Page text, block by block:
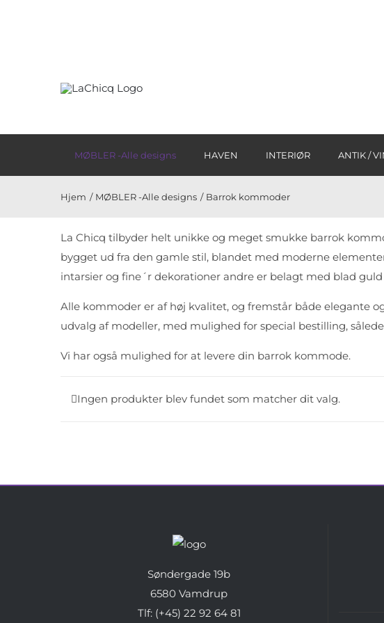
MØBLER -Alle designs HAVEN INTERIØR ANTIK /
Hjem MØBLER -Alle designs Barrok kommoder
La Chicq tilbyder helt unikke og meget smukke barrok
bygget ud fra den gamle stil, blandet med moderne
intarsier og fine´r dekorationer andre er belagt med blad guld
Alle kommoder er af høj kvalitet, og fremstår både elegante
udvalg af modeller, med mulighed for special bestilling,
Vi har også mulighed for at levere din barrok kommode.
Ingen produkter blev fundet som matcher dit valg.
Søndergade 19b
6580 Vamdrup
Tlf: (+45) 22 92 64 81